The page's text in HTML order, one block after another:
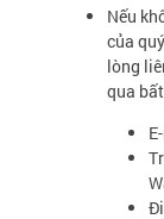
Nếu
của
lòng
qua